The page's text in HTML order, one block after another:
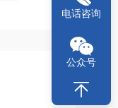
电话咨询
公众号